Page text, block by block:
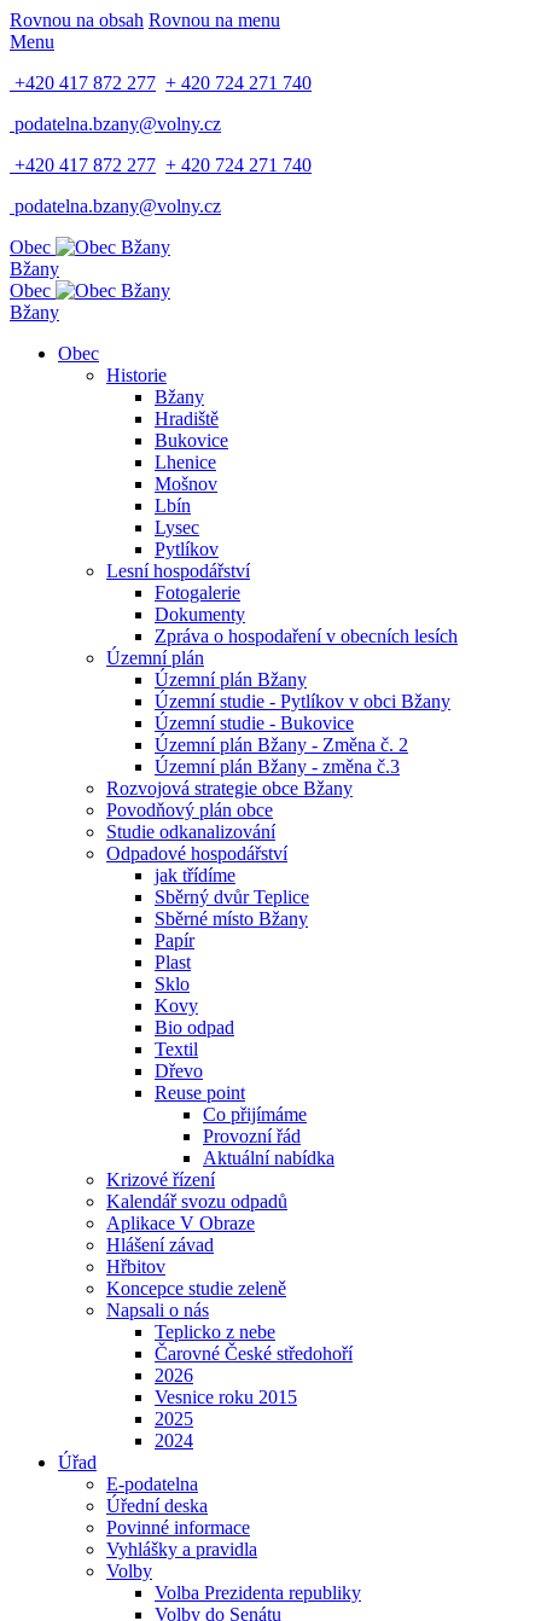
Rovnou na obsah Rovnou na menu
Menu
+420 417 872 277 + 420 724 271 740
podatelna.bzany@volny.cz
+420 417 872 277 + 420 724 271 740
podatelna.bzany@volny.cz
Obec
Bžany
Obec
Bžany
Obec
Historie
Bžany
Hradiště
Bukovice
Lhenice
Mošnov
Lbín
Lysec
Pytlíkov
Lesní hospodářství
Fotogalerie
Dokumenty
Zpráva o hospodaření v obecních lesích
Územní plán
Územní plán Bžany
Územní studie - Pytlíkov v obci Bžany
Územní studie - Bukovice
Územní plán Bžany - Změna č. 2
Územní plán Bžany - změna č.3
Rozvojová strategie obce Bžany
Povodňový plán obce
Studie odkanalizování
Odpadové hospodářství
jak třídíme
Sběrný dvůr Teplice
Sběrné místo Bžany
Papír
Plast
Sklo
Kovy
Bio odpad
Textil
Dřevo
Reuse point
Co přijímáme
Provozní řád
Aktuální nabídka
Krizové řízení
Kalendář svozu odpadů
Aplikace V Obraze
Hlášení závad
Hřbitov
Koncepce studie zeleně
Napsali o nás
Teplicko z nebe
Čarovné České středohoří
2026
Vesnice roku 2015
2025
2024
Úřad
E-podatelna
Úřední deska
Povinné informace
Vyhlášky a pravidla
Volby
Volba Prezidenta republiky
Volby do Senátu